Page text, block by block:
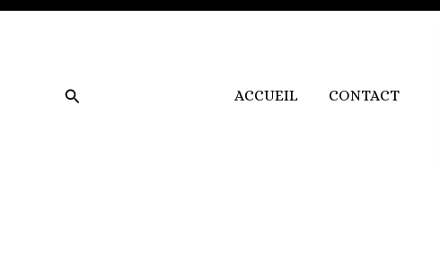
Aller
Rechercher ACCUEIL CONTACT
Rechercher :